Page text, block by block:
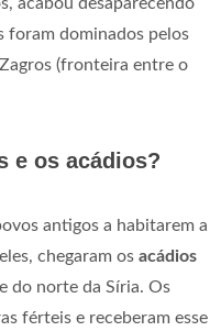
acabou desaparecendo
foram dominados pelos
(fronteira entre o
e os acádios?
antigos a habitarem a
chegaram os acádios
do norte da Síria. Os
férteis e receberam esse